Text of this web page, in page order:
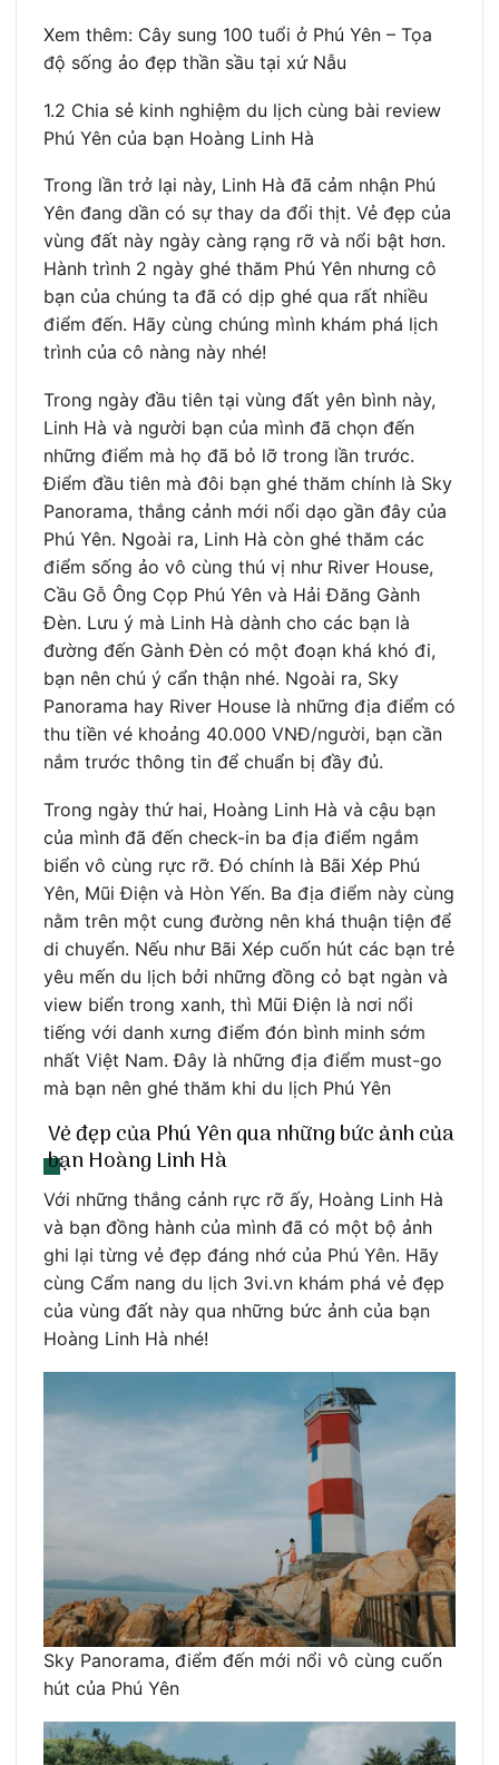
Xem thêm: Cây sung 100 tuổi ở Phú Yên – Tọa
độ sống ảo đẹp thần sầu tại xứ Nẫu
1.2 Chia sẻ kinh nghiệm du lịch cùng bài review
Phú Yên của bạn Hoàng Linh Hà
Trong lần trở lại này, Linh Hà đã cảm nhận Phú
Yên đang dần có sự thay da đổi thịt. Vẻ đẹp của
vùng đất này ngày càng rạng rỡ và nổi bật hơn.
Hành trình 2 ngày ghé thăm Phú Yên nhưng cô
bạn của chúng ta đã có dịp ghé qua rất nhiều
điểm đến. Hãy cùng chúng mình khám phá lịch
trình của cô nàng này nhé!
Trong ngày đầu tiên tại vùng đất yên bình này,
Linh Hà và người bạn của mình đã chọn đến
những điểm mà họ đã bỏ lỡ trong lần trước.
Điểm đầu tiên mà đôi bạn ghé thăm chính là Sky
Panorama, thắng cảnh mới nổi dạo gần đây của
Phú Yên. Ngoài ra, Linh Hà còn ghé thăm các
điểm sống ảo vô cùng thú vị như River House,
Cầu Gỗ Ông Cọp Phú Yên và Hải Đăng Gành
Đèn. Lưu ý mà Linh Hà dành cho các bạn là
đường đến Gành Đèn có một đoạn khá khó đi,
bạn nên chú ý cẩn thận nhé. Ngoài ra, Sky
Panorama hay River House là những địa điểm có
thu tiền vé khoảng 40.000 VNĐ/người, bạn cần
nắm trước thông tin để chuẩn bị đầy đủ.
Trong ngày thứ hai, Hoàng Linh Hà và cậu bạn
của mình đã đến check-in ba địa điểm ngắm
biển vô cùng rực rỡ. Đó chính là Bãi Xép Phú
Yên, Mũi Điện và Hòn Yến. Ba địa điểm này cùng
nằm trên một cung đường nên khá thuận tiện để
di chuyển. Nếu như Bãi Xép cuốn hút các bạn trẻ
yêu mến du lịch bởi những đồng cỏ bạt ngàn và
view biển trong xanh, thì Mũi Điện là nơi nổi
tiếng với danh xưng điểm đón bình minh sớm
nhất Việt Nam. Đây là những địa điểm must-go
mà bạn nên ghé thăm khi du lịch Phú Yên
Vẻ đẹp của Phú Yên qua những bức ảnh của
bạn Hoàng Linh Hà
Với những thắng cảnh rực rỡ ấy, Hoàng Linh Hà
và bạn đồng hành của mình đã có một bộ ảnh
ghi lại từng vẻ đẹp đáng nhớ của Phú Yên. Hãy
cùng Cẩm nang du lịch 3vi.vn khám phá vẻ đẹp
của vùng đất này qua những bức ảnh của bạn
Hoàng Linh Hà nhé!
Sky Panorama, điểm đến mới nổi vô cùng cuốn
hút của Phú Yên